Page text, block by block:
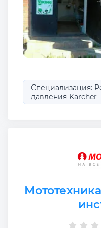
Специализация:
давления Karcher